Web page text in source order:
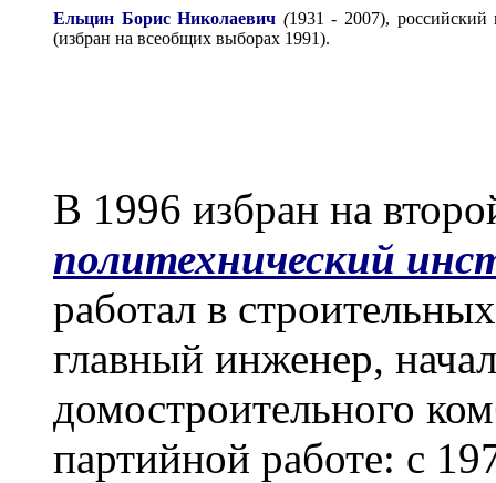
Ельцин Борис Николаевич (1931 - 2007), российский
(избран на всеобщих выборах 1991).
В 1996 избран на
политехнический
работал в
главный инженер,
домостроительного
партийной работе: с